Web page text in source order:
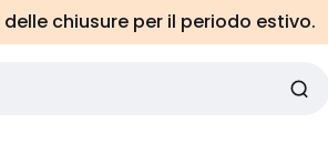
chiusure per il periodo estivo.